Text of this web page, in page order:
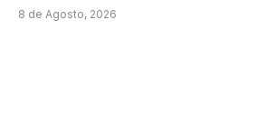
8 de Agosto, 2026